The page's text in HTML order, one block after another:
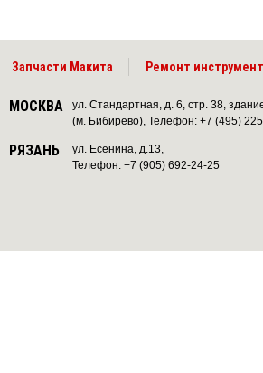
Запчасти Макита Ремонт
МОСКВА
ул. Стандартная, д. 6, стр. 38,
(м. Бибирево), Телефон: +7 (495)
РЯЗАНЬ
ул. Есенина, д.13,
Телефон: +7 (905) 692-24-25